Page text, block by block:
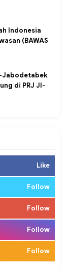
Indonesia
(BAWAS
Jabodetabek
di PRJ JI-
Like
Follow
Follow
Follow
Follow